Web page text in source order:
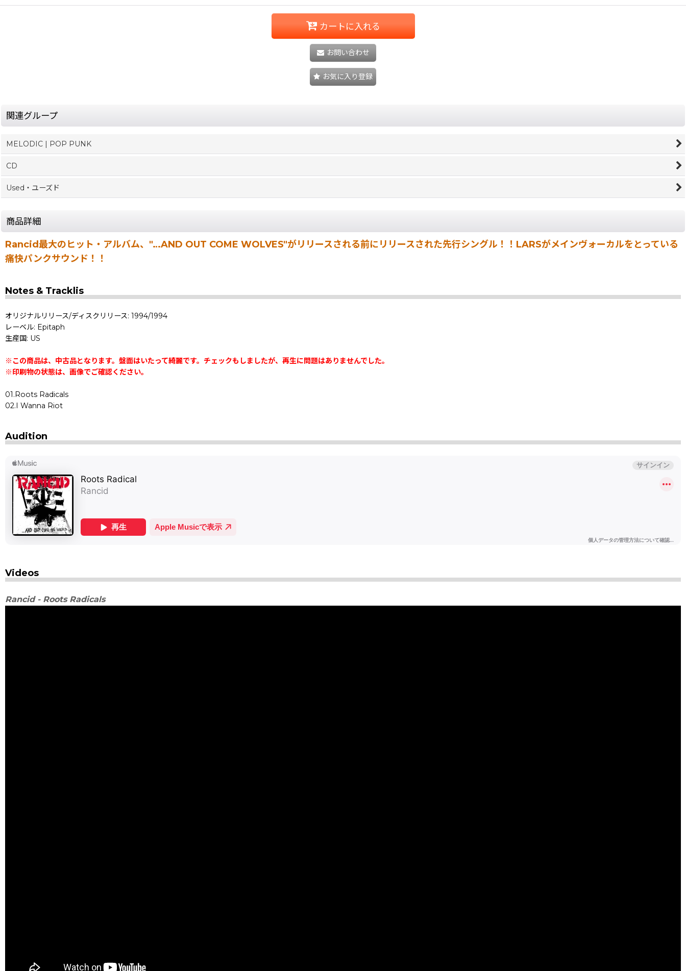
カートに入れる
お問い合わせ
お気に入り登録
関連グループ
MELODIC | POP PUNK
CD
Used・ユーズド
商品詳細
Rancid最大のヒット・アルバム、"…AND OUT COME WOLVES"がリリースされる前にリリースされた先行シングル！！LARSがメインヴォーカルをとっている
痛快パンクサウンド！！
Notes & Tracklis
オリジナルリリース/ディスクリリース: 1994/1994
レーベル: Epitaph
生産国: US
※この商品は、中古品となります。盤面はいたって綺麗です。チェックもしましたが、再生に問題はありませんでした。
※印刷物の状態は、画像でご確認ください。
01.Roots Radicals
02.I Wanna Riot
Audition
Videos
Rancid - Roots Radicals